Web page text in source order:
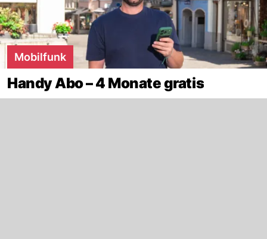
Mobilfunk
Handy Abo – 4 Monate gratis